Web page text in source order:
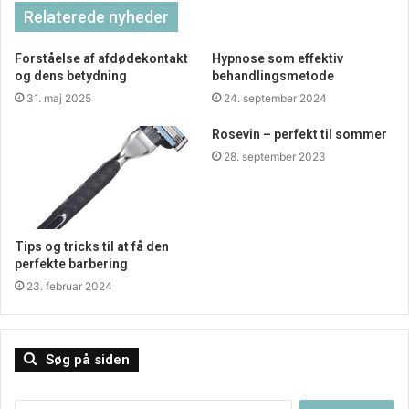
selv en stor tjeneste. Man vil nemlig hurtigt opleve,
nemmere at håndtere i hverdagen.
Gør det fordi det er nemt
Relaterede nyheder
Forståelse af afdødekontakt
og dens betydning
31. maj 2025
Hypnose som effektiv
behandlingsmetode
24. september 2024
Tips og tricks til at få den
perfekte barbering
23. februar 2024
Rosevin – perfekt til sommer
28. september 2023
Søg på siden